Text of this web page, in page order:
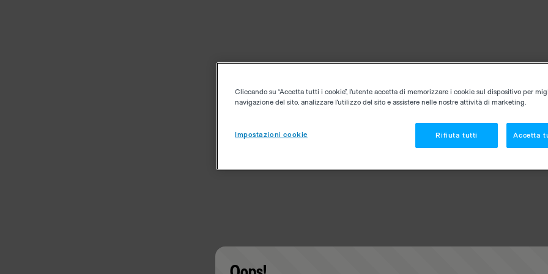
Cliccando su “Accetta tutti i cookie”, l'utente accetta di memorizzare i cookie sul dispositivo per
navigazione del sito, analizzare l'utilizzo del sito e assistere nelle nostre attività di marketing.
Impostazioni cookie Rifiuta tutti Accetta